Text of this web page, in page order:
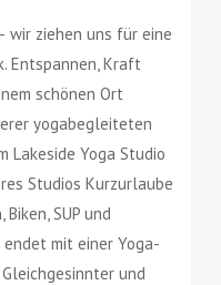
wir ziehen uns für eine
Entspannen, Kraft
schönen Ort
yogabegleiteten
Lakeside Yoga Studio
Studios Kurzurlaube
SUP und
endet mit einer Yoga-
und